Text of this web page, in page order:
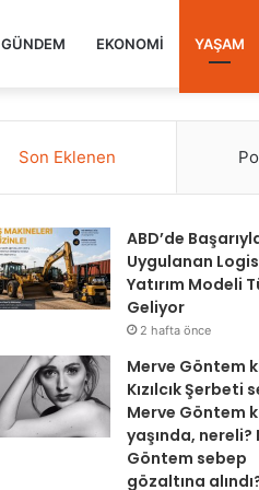
GÜNDEM EKONOMI YAŞAM
Son Eklenen
ABD’de
Uygulanan
Yatırım Modeli
Geliyor
2 hafta önce
Merve Göntem
Kızılcık Şerbeti
Merve Göntem
yaşında, nereli?
Göntem sebep
gözaltına